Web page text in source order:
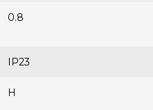
0.8
IP23
H